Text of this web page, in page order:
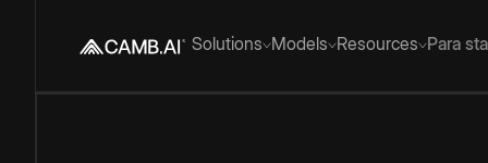
Solutions Models Resources Para